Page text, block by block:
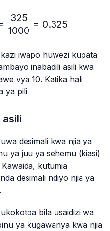
\frac{13}{40}=\frac{13
1000
325
= 0.325
iwapo huwezi kupata
inabadili asili kwa
vya 10. Katika hali
ya pili.
asili
desimali kwa njia ya
ya juu ya sehemu (kiasi)
kutumia
desimali ndiyo njia ya
bila usaidizi wa
ya kugawanya kwa njia